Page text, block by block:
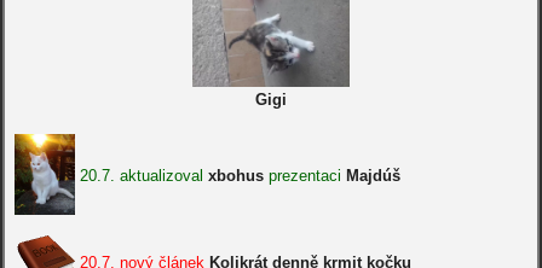
Gigi
20.7. aktualizoval xbohusprezentaci Majdúš
20.7. nový článek Kolikrát denně krmit kočku